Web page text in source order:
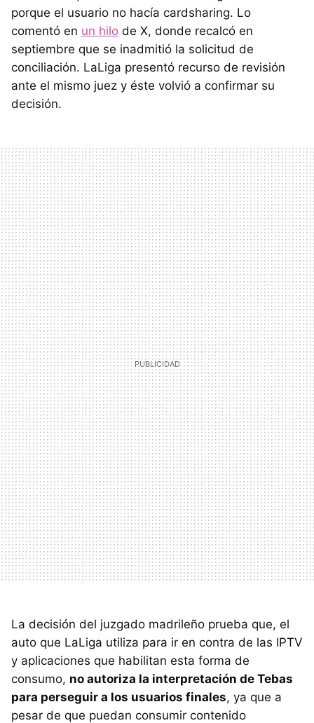
porque el usuario no hacía cardsharing. Lo
comentó en un hilo de X, donde recalcó en
septiembre que se inadmitió la solicitud de
conciliación. LaLiga presentó recurso de revisión
ante el mismo juez y éste volvió a confirmar su
decisión.
La decisión del juzgado madrileño prueba que, el
auto que LaLiga utiliza para ir en contra de las IPTV
y aplicaciones que habilitan esta forma de
consumo, no autoriza la interpretación de Tebas
para perseguir a los usuarios finales, ya que a
pesar de que puedan consumir contenido